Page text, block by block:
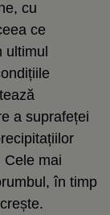
cu
ce
ultimul
a suprafeței
Cele mai
în timp